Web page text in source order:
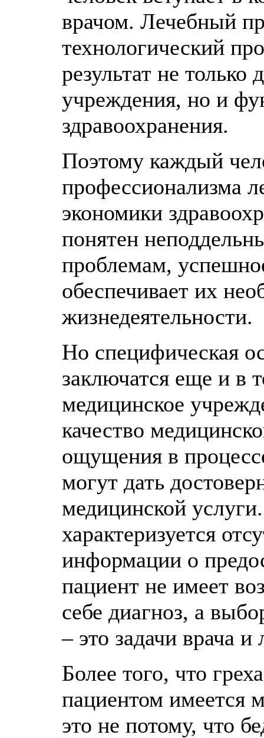
врачом. Лечебный
технологический
результат не только
учреждения, но и
здравоохранения.
Поэтому каждый
профессионализма
экономики
понятен
проблемам,
обеспечивает их
жизнедеятельности.
Но специфическая
заключатся еще и в
медицинское
качество
ощущения в
могут дать
медицинской
характеризуется
информации о
пациент не имеет
себе диагноз, а
– это задачи врача
Более того, что
пациентом имеется
это не потому, что